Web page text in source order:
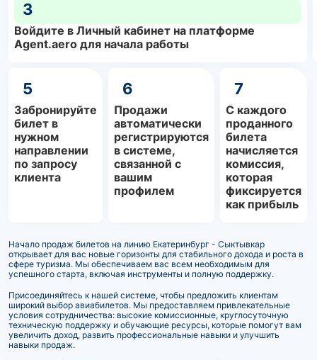
3
Войдите в Личный кабинет на платформе
Agent.aero для начала работы
5
Забронируйте
билет в
нужном
направлении
по запросу
клиента
6
Продажи
автоматически
регистрируются
в системе,
связанной с
вашим
профилем
7
С каждого
проданного
билета
начисляется
комиссия,
которая
фиксируется
как прибыль
Начало продаж билетов на линию Екатеринбург - Сыктывкар
открывает для вас новые горизонты для стабильного дохода и роста в
сфере туризма. Мы обеспечиваем вас всем необходимым для
успешного старта, включая инструменты и полную поддержку.
Присоединяйтесь к нашей системе, чтобы предложить клиентам
широкий выбор авиабилетов. Мы предоставляем привлекательные
условия сотрудничества: высокие комиссионные, круглосуточную
техническую поддержку и обучающие ресурсы, которые помогут вам
увеличить доход, развить профессиональные навыки и улучшить
навыки продаж.